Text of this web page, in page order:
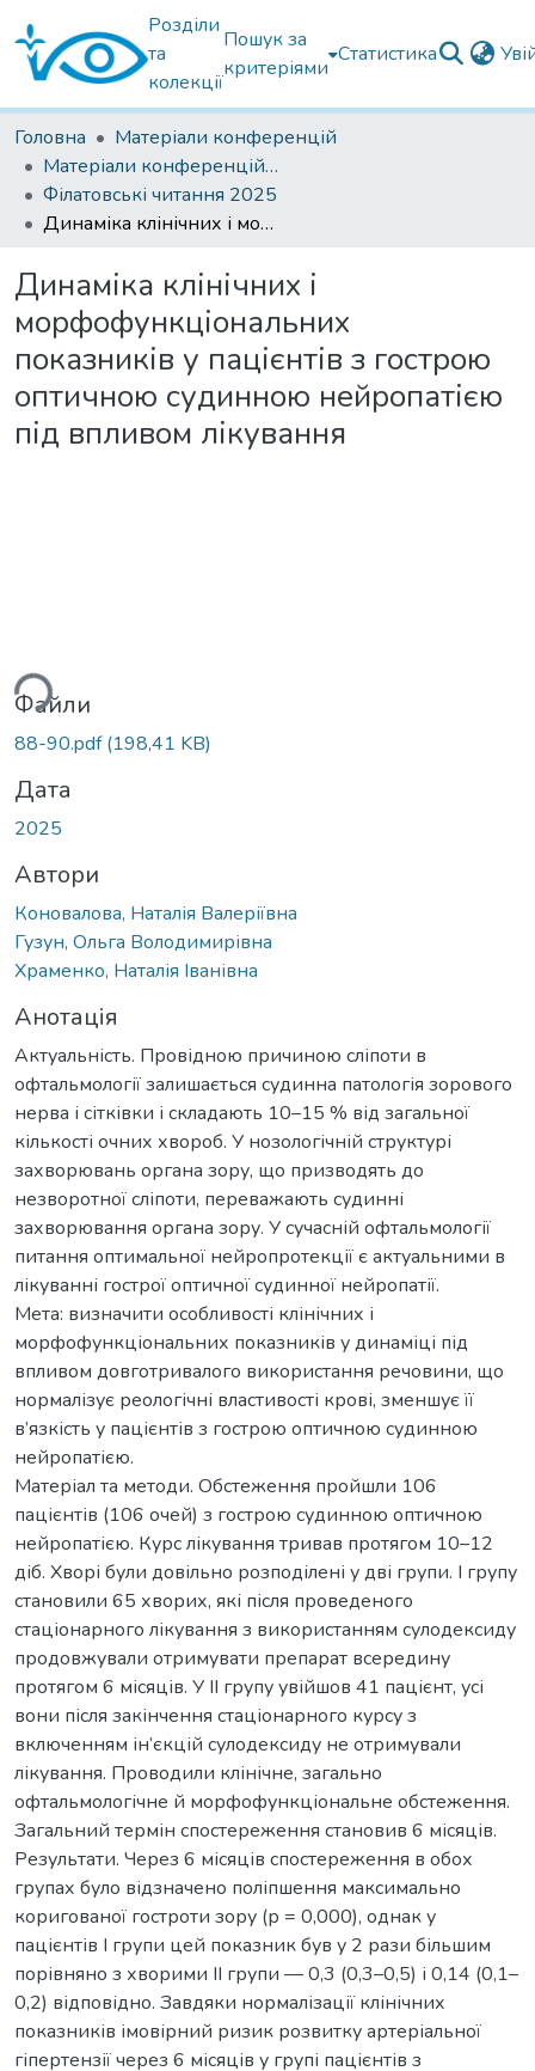
Розділи
та
колекції
Пошук за
критеріями
Статистика
Головна
Матеріали конференцій
Матеріали конференцій Інституту Філатова
Філатовські читання 2025
Динаміка клінічних і морфофункціональних показників у пацієнтів з гострою оптичною судинною нейропатією під впливом лікування
Динаміка клінічних і
морфофункціональних
показників у пацієнтів з гострою
оптичною судинною нейропатією
під впливом лікування
Файли
88-90.pdf(198,41 KB)
Дата
2025
Автори
Коновалова, Наталія Валеріївна
Гузун, Ольга Володимирівна
Храменко, Наталія Іванівна
Анотація
Актуальність. Провідною причиною сліпоти в
офтальмології залишається судинна патологія зорового
нерва і сітківки і складають 10–15 % від загальної
кількості очних хвороб. У нозологічній структурі
захворювань органа зору, що призводять до
незворотної сліпоти, переважають судинні
захворювання органа зору. У сучасній офтальмології
питання оптимальної нейропротекції є актуальними в
лікуванні гострої оптичної судинної нейропатії.
Мета: визначити особливості клінічних і
морфофункціональних показників у динаміці під
впливом довготривалого використання речовини, що
нормалізує реологічні властивості крові, зменшує її
в’язкість у пацієнтів з гострою оптичною судинною
нейропатією.
Матеріал та методи. Обстеження пройшли 106
пацієнтів (106 очей) з гострою судинною оптичною
нейропатією. Курс лікування тривав протягом 10–12
діб. Хворі були довільно розподілені у дві групи. І групу
становили 65 хворих, які після проведеного
стаціонарного лікування з використанням сулодексиду
продовжували отримувати препарат всередину
протягом 6 місяців. У ІІ групу увійшов 41 пацієнт, усі
вони після закінчення стаціонарного курсу з
включенням ін’єкцій сулодексиду не отримували
лікування. Проводили клінічне, загально
офтальмологічне й морфофункціональне обстеження.
Загальний термін спостереження становив 6 місяців.
Результати. Через 6 місяців спостереження в обох
групах було відзначено поліпшення максимально
коригованої гостроти зору (р = 0,000), однак у
пацієнтів І групи цей показник був у 2 рази більшим
порівняно з хворими ІІ групи — 0,3 (0,3–0,5) і 0,14 (0,1–
0,2) відповідно. Завдяки нормалізації клінічних
показників імовірний ризик розвитку артеріальної
гіпертензії через 6 місяців у групі пацієнтів з